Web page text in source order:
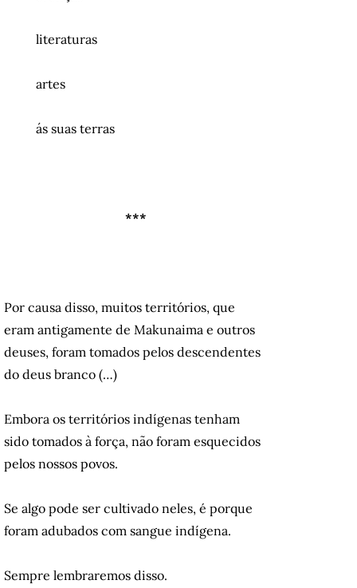
literaturas
artes
ás suas terras
***
Por causa disso, muitos territórios, que
eram antigamente de Makunaima e outros
deuses, foram tomados pelos descendentes
do deus branco (…)
Embora os territórios indígenas tenham
sido tomados à força, não foram esquecidos
pelos nossos povos.
Se algo pode ser cultivado neles, é porque
foram adubados com sangue indígena.
Sempre lembraremos disso.